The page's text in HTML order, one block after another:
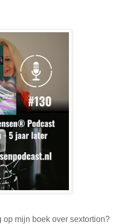
op mijn boek over sextortion?